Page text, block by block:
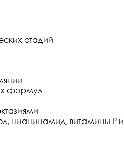
стадий
формул
ниацинамид, витамины P и